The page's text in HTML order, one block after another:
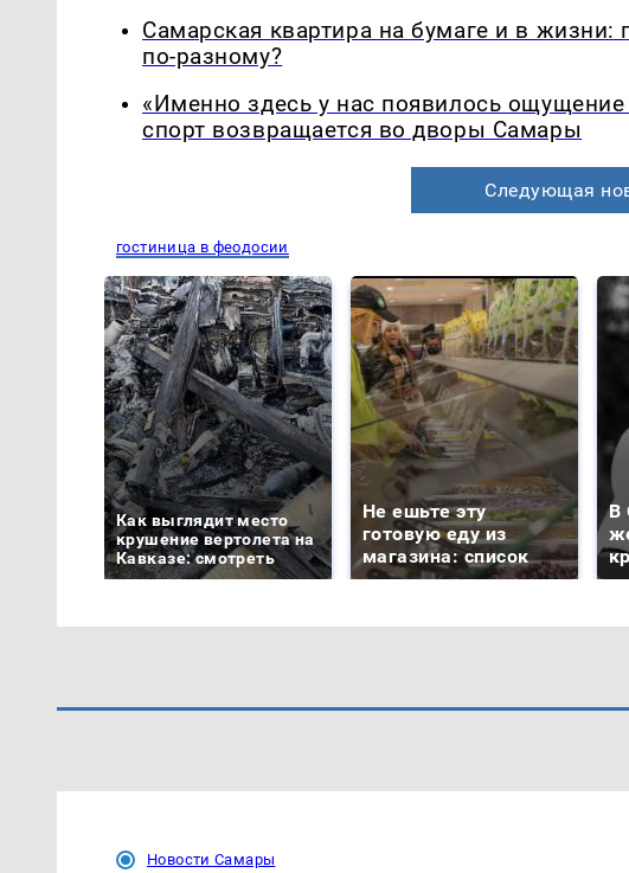
Самарская квартира на бумаге и в
по-разному?
«Именно здесь у нас появилось
спорт возвращается во дворы Самары
Следующая
гостиница в феодосии
Как выглядит место
крушение вертолета на
Кавказе: смотреть
Не ешьте эту
готовую еду из
магазина: список
В
Новости Самары